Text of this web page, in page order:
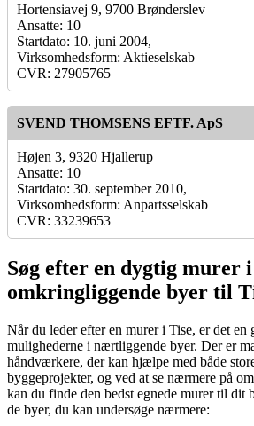
Hortensiavej 9, 9700 Brønderslev
Ansatte: 10
Startdato: 10. juni 2004,
Virksomhedsform: Aktieselskab
CVR: 27905765
SVEND THOMSENS EFTF. ApS
Højen 3, 9320 Hjallerup
Ansatte: 10
Startdato: 30. september 2010,
Virksomhedsform: Anpartsselskab
CVR: 33239653
Søg efter en dygtig murer i
omkringliggende byer til
Når du leder efter en murer i Tise, er det en
mulighederne i nærtliggende byer. Der er
håndværkere, der kan hjælpe med både
byggeprojekter, og ved at se nærmere på
kan du finde den bedst egnede murer til dit
de byer, du kan undersøge nærmere: